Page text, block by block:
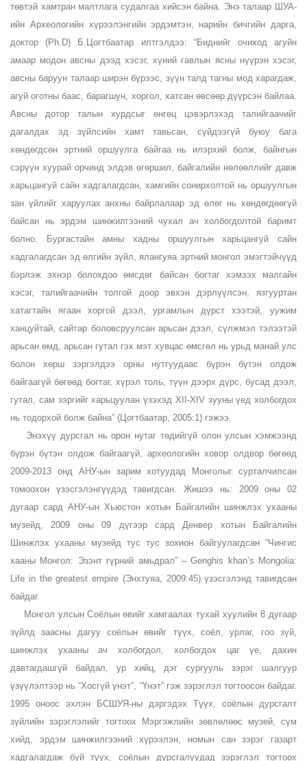
төвтэй хамтран малтлага судалгаа хийсэн байна. Энэ талаар ШУА-
ийн Археологийн хүрээлэнгийн эрдэмтэн, нарийн бичгийн дарга,
доктор (Ph.D) Б.Цогтбаатар илтгэлдээ: “Биднийг очиход агуйн
амаар модон авсны дээд хэсэг, хүний гавлын ясны нүүрэн хэсэг,
авсны баруун талаар ширэн бүрээс, зүүн талд тагны мод харагдаж,
агуй оготны баас, барагшун, хоргол, хатсан өвсөөр дүүрсэн байлаа.
Авсны дотор талын хурдсыг өнгөц цэвэрлэхэд талийгаачийг
дагалдах эд зүйлсийн хамт тавьсан, сүйдээгүй буюу бага
хөндөгдсөн эртний оршуулга байгаа нь илэрхий болж, байнгын
сэрүүн хуурай орчинд элдэв өгөршил, байгалийн нөлөөллийг давж
харьцангуй сайн хадгалагдсан, хамгийн сонирхолтой нь оршуулгын
зан үйлийг харуулах анхны байрлалаар эд өлөг нь хөндөгдөөгүй
байсан нь эрдэм шинжилгээний чухал ач холбогдолтой баримт
болно. Бургастайн амны хадны оршуулгын харьцангуй сайн
хадгалагдсан эд өлгийн зүйл, ялангуяа эртний монгол эмэгтэйчүүд
бэрлэж эхнэр болохдоо өмсдөг байсан богтаг хэмээх малгайн
хэсэг, талийгаачийн толгой доор эвхэн дэрлүүлсэн, язгууртан
хатагтайн ягаан хоргой дээл, ургамлын дүрст хээтэй, уужим
ханцуйтай, сайтар боловсруулсан арьсан дээл, сүлжмэл тэлээтэй
арьсан өмд, арьсан гутал гэх мэт хувцас өмсгөл нь урьд манай улс
болон хөрш зэргэлдээ орны нутгуудаас бүрэн бүтэн олдож
байгаагүй бөгөөд богтаг, хүрэл толь, түүн дээрх дүрс, бусад дээл,
гутал, сам зэргийг харьцуулан үзэхэд XII-XIV зууны үед холбогдох
нь тодорхой болж байна” (Цогтбаатар, 2005:1) гэжээ.
Энэхүү дурсгал нь орон нутаг төдийгүй олон улсын хэмжээнд
бүрэн бүтэн олдож байгаагүй, археологийн ховор олдвор бөгөөд
2009-2013 онд АНУ-ын зарим хотуудад Монголыг сурталчилсан
томоохон үзэсгэлэнгүүдэд тавигдсан. Жишээ нь: 2009 оны 02
дугаар сард АНУ-ын Хьюстон хотын Байгалийн шинжлэх ухааны
музейд, 2009 оны 09 дүгээр сард Денвер хотын Байгалийн
Шинжлэх ухааны музейд тус тус зохион байгуулагдсан “Чингис
хааны Монгол: Эзэнт гүрний амьдрал” – Genghis khan’s Mongolia:
Life in the greatest empire (Энхтуяа, 2009:45) үзэсгэлэнд тавигдсан
байдаг.
Монгол улсын Соёлын өвийг хамгаалах тухай хуулийн 8 дугаар
зүйлд заасны дагуу соёлын өвийг түүх, соёл, урлаг, гоо зүй,
шинжлэх ухааны ач холбогдол, холбогдох цаг үе, дахин
давтагдашгүй байдал, ур хийц, дэг сургууль зэрэг шалгуур
үзүүлэлтээр нь “Хосгүй үнэт”, “Үнэт” гэж зэрэглэл тогтоосон байдаг.
1995 оноос эхлэн БСШУЯ-ны дэргэдэх Түүх, соёлын дурсгалт
зүйлийн зэрэглэлийг тогтоох Мэргэжлийн зөвлөлөөс музей, сүм
хийд, эрдэм шинжилгээний хүрээлэн, номын сан зэрэг газарт
хадгалагдаж буй түүх, соёлын дурсгалуудад зэрэглэл тогтоох